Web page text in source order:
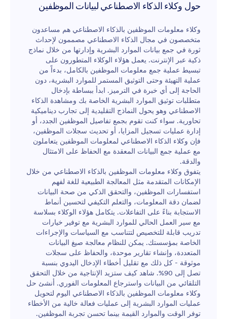
حول وكلاء الذكاء الاصطناعي لبيانات الموظفين
وكلاء معلومات الموظفين بالذكاء الاصطناعي هم مساعدون
متخصصون في مجال الذكاء الاصطناعي مصممون لإحداث
ثورة في جمع بيانات الموارد البشرية وإدارتها من خلال نماذج
ذكية عبر الإنترنت. يعمل هؤلاء الوكلاء المتطورون على
تبسيط عملية جمع معلومات الموظفين بالكامل، بدءاً من
عملية التهيئة وحتى التوثيق المستمر للموارد البشرية، دون
الحاجة إلى أي خبرة في الترميز. ابدأ ببساطة بإدخال
متطلبات توثيق الموارد البشرية الخاصة بك ومشاهدة الذكاء
الاصطناعي وهو يحول النماذج التقليدية إلى تجارب ديناميكية
تحاورية. سواء كنت تقوم بجمع تفاصيل الموظفين الجدد، أو
إدارة عمليات تسجيل المزايا، أو تحديث سجلات الموظفين،
فإن وكلاء الذكاء الاصطناعي لمعلومات الموظفين يتعاملون
مع عملية جمع البيانات المعقدة مع الحفاظ على الامتثال
والدقة.
يتفوق وكلاء معلومات الموظفين بالذكاء الاصطناعي من خلال
الإمكانات المتقدمة مثل المعالجة الطبيعية للغة لفهم
استفسارات الموظفين، والتحقق الذكي من صحة البيانات
لضمان دقة المعلومات، والتعلم التكيفي لتحسين أنماط
الاستجابة بناءً على التفاعلات. يتكامل هؤلاء الوكلاء بسلاسة
مع سير العمل الحالي للموارد البشرية مع توفير خيارات
تدريب قابلة للتخصيص لتتناسب مع السياسات والإجراءات
الخاصة بمؤسستك. يمكن للنظام معالجة صيغ البيانات
المتعددة، وإنشاء تقارير موحدة، والحفاظ على سجلات
موثوقة - كل ذلك مع تقليل أخطاء الإدخال اليدوي بنسبة
تصل إلى 90%. شاهد كيف ستزيد الإنتاجية من خلال التحقق
التلقائي من البيانات واسترجاع المعلومات الفوري. أنشئ حل
وكلاء معلومات الموظفين بالذكاء الاصطناعي اليوم لتحويل
عمليات الموارد البشرية إلى عمليات فعالة خالية من الأخطاء
توفر الوقت والموارد القيمة بينما تحسن تجربة الموظفين.